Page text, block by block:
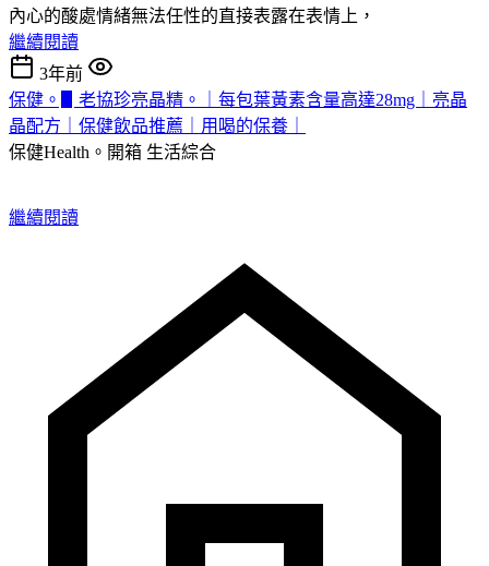
內心的酸處情緒無法任性的直接表露在表情上，
繼續閱讀
3年前
保健。▋老協珍亮晶精。｜每包葉黃素含量高達28mg｜亮晶
晶配方｜保健飲品推薦｜用喝的保養｜
保健Health。開箱 生活綜合
繼續閱讀